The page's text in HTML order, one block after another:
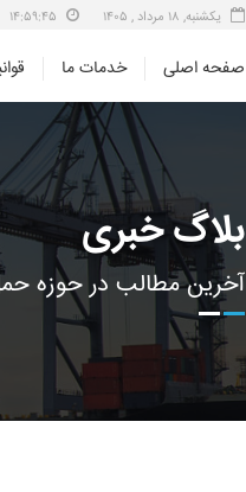
یکشنبه, ۱۸ مرداد , ۱۴۰۵
صفحه اصلی خدمات ما
بلاگ خبری
آخرین مطالب در حوزه